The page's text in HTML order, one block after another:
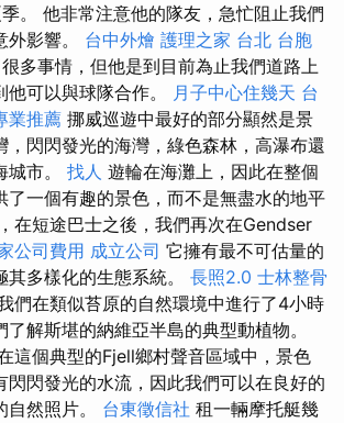
。 他非常注意他的隊友，急忙阻止我們
外影響。 台中外燴 護理之家 台北 台胞
多事情，但他是到目前為止我們道路上
可以與球隊合作。 月子中心住幾天 台
業推薦 挪威巡遊中最好的部分顯然是景
，閃閃發光的海灣，綠色森林，高瀑布還
城市。 找人 遊輪在海灘上，因此在整個
了一個有趣的景色，而不是無盡水的地平
在短途巴士之後，我們再次在Gendser
公司費用 成立公司 它擁有最不可估量的
多樣化的生態系統。 長照2.0 士林整骨
們在類似苔原的自然環境中進行了4小時
解斯堪的納維亞半島的典型動植物。
這個典型的Fjell鄉村聲音區域中，景色
閃閃發光的水流，因此我們可以在良好的
自然照片。 台東徵信社 租一輛摩托艇幾